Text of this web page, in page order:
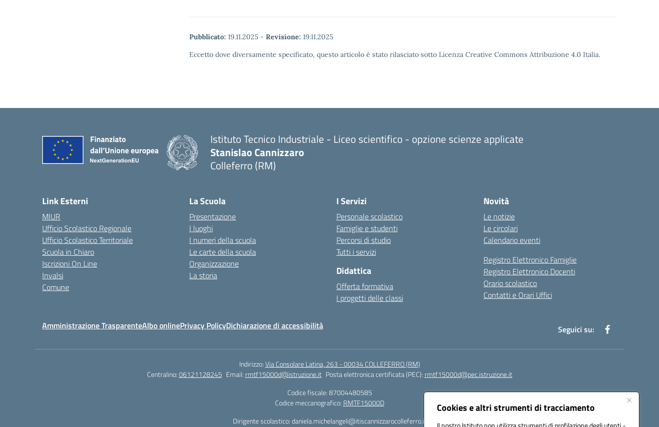
Cookies e altri strumenti di tracciamento
Pubblicato: 19.11.2025 - Revisione: 19.11.2025
Eccetto dove diversamente specificato, questo articolo è stato rilasciato sotto Licenza Creative Commons Attribuzione 4.0 Italia.
Istituto Tecnico Industriale - Liceo scientifico - opzione scienze applicate
Stanislao Cannizzaro
Colleferro (RM)
Link Esterni
MIUR
Ufficio Scolastico Regionale
Ufficio Scolastico Territoriale
Scuola in Chiaro
Iscrizioni On Line
Invalsi
Comune
La Scuola
Presentazione
I luoghi
I numeri della scuola
Le carte della scuola
Organizzazione
La storia
I Servizi
Personale scolastico
Famiglie e studenti
Percorsi di studio
Tutti i servizi
Didattica
Offerta formativa
I progetti delle classi
Novità
Le notizie
Le circolari
Calendario eventi
Registro Elettronico Famiglie
Registro Elettronico Docenti
Orario scolastico
Contatti e Orari Uffici
Amministrazione TrasparenteAlbo onlinePrivacy PolicyDichiarazione di accessibilità Seguici su:
Indirizzo:Via Consolare Latina, 263 - 00034 COLLEFERRO (RM)
Centralino:06121128245 Email: rmtf15000d@istruzione.it Posta elettronica certificata (PEC): rmtf15000d@pec.istruzione.it
Codice fiscale: 87004480585
Codice meccanografico: RMTF15000D
Dirigente scolastico: daniela.michelangeli@itiscannizzarocolleferro.it